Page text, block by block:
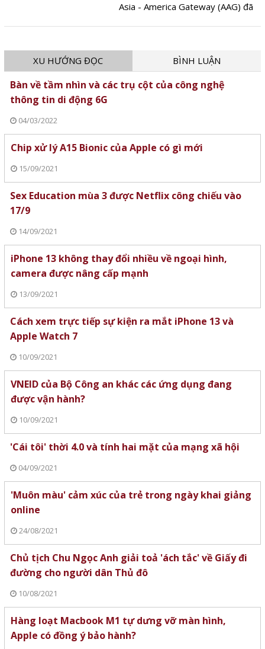
Asia - America Gateway (AAG) đã
lượng kết nối Internet từ Việt Nam
XU HƯỚNG ĐỌC BÌNH LUẬN
Bàn về tầm nhìn và các trụ cột của công nghệ
thông tin di động 6G
04/03/2022
Chip xử lý A15 Bionic của Apple có gì mới
15/09/2021
Sex Education mùa 3 được Netflix công chiếu vào
17/9
14/09/2021
iPhone 13 không thay đổi nhiều về ngoại hình,
camera được nâng cấp mạnh
13/09/2021
Cách xem trực tiếp sự kiện ra mắt iPhone 13 và
Apple Watch 7
10/09/2021
VNEID của Bộ Công an khác các ứng dụng đang
được vận hành?
10/09/2021
'Cái tôi' thời 4.0 và tính hai mặt của mạng xã hội
04/09/2021
'Muôn màu' cảm xúc của trẻ trong ngày khai giảng
online
24/08/2021
Chủ tịch Chu Ngọc Anh giải toả 'ách tắc' về Giấy đi
đường cho người dân Thủ đô
10/08/2021
Hàng loạt Macbook M1 tự dưng vỡ màn hình,
Apple có đồng ý bảo hành?